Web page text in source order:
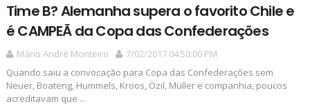
Time B? Alemanha supera o favorito Chile e
é CAMPEÃ da Copa das Confederações
Mário André Monteiro
7/02/2017 04:50:00 PM
Quando saiu a convocação para Copa das Confederações sem
Neuer, Boateng, Hummels, Kroos, Özil, Müller e companhia, poucos
acreditavam que ...